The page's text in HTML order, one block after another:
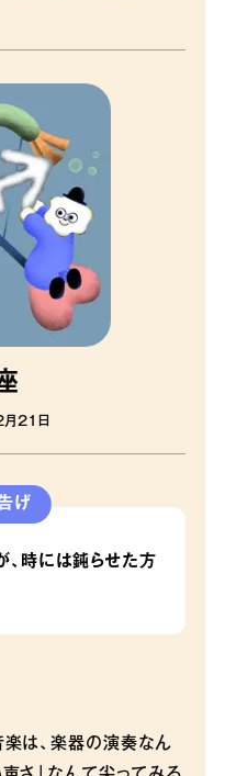
21日
げ
、時には鈍らせた方
楽は、楽器の演奏なん